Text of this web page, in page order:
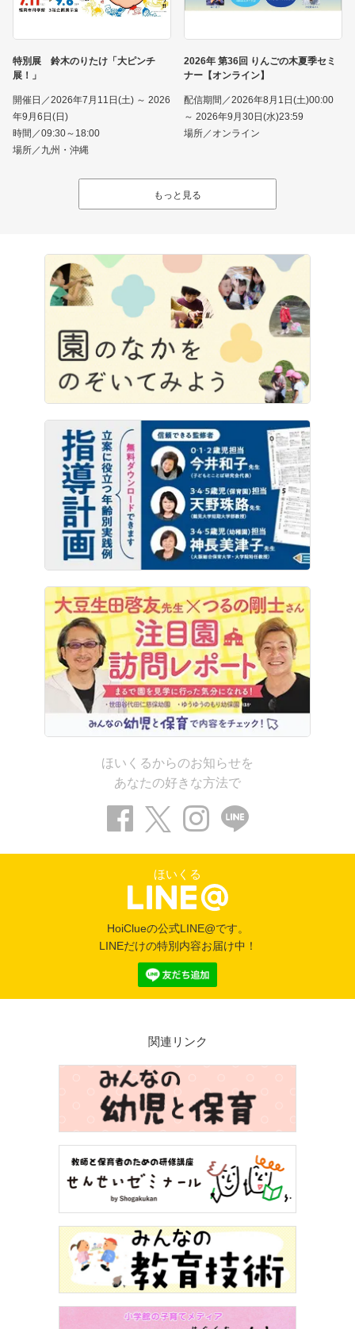
特別展 鈴木のりたけ「大ピンチ
展！」
開催日／2026年7月11日(土) ～ 2026
年9月6日(日)
時間／09:30～18:00
場所／九州・沖縄
2026年 第36回 りんごの木夏季セミ
ナー【オンライン】
配信期間／2026年8月1日(土)00:00
～ 2026年9月30日(水)23:59
場所／オンライン
もっと見る
ほいくるからのお知らせを
あなたの好きな方法で
ほいくる
HoiClueの公式LINE@です。
LINEだけの特別内容お届け中！
関連リンク